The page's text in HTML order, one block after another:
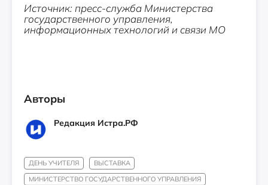
Источник: пресс-служба Министерства
государственного управления,
информационных технологий и связи МО
Авторы
Редакция Истра.РФ
ДЕНЬ УЧИТЕЛЯ
ВЫСТАВКА
МИНИСТЕРСТВО ГОСУДАРСТВЕННОГО УПРАВЛЕНИЯ